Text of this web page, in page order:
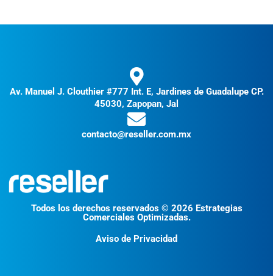
Av. Manuel J. Clouthier #777 Int. E, Jardines de Guadalupe CP.
45030, Zapopan, Jal
contacto@reseller.com.mx
Todos los derechos reservados © 2026 Estrategias
Comerciales Optimizadas.
Aviso de Privacidad